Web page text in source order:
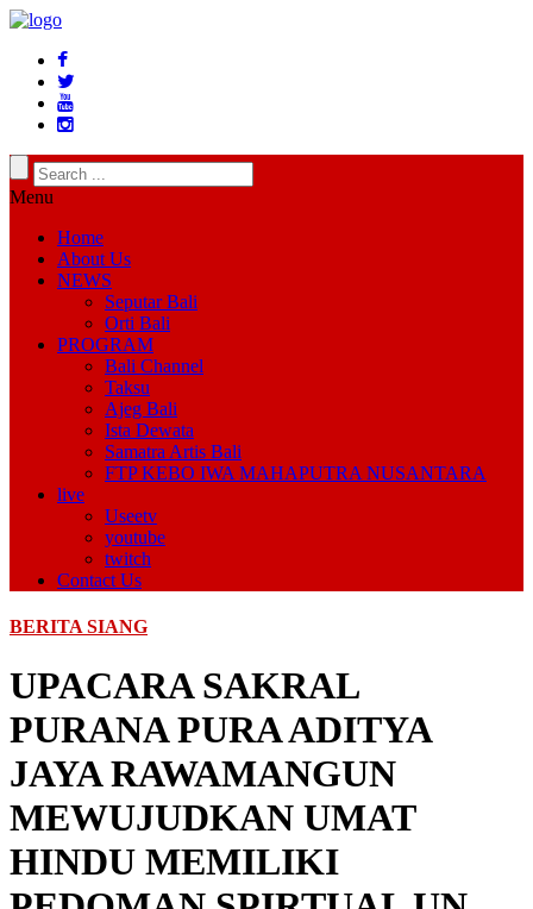
Menu
Home
About Us
NEWS
Seputar Bali
Orti Bali
PROGRAM
Bali Channel
Taksu
Ajeg Bali
Ista Dewata
Samatra Artis Bali
FTP KEBO IWA MAHAPUTRA NUSANTARA
live
Useetv
youtube
twitch
Contact Us
BERITA SIANG
UPACARA SAKRAL
PURANA PURA ADITYA
JAYA RAWAMANGUN
MEWUJUDKAN UMAT
HINDU MEMILIKI